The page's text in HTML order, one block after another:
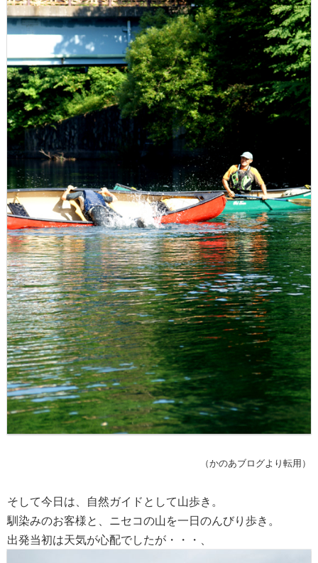
（かのあブログより転用）
そして今日は、自然ガイドとして山歩き。
馴染みのお客様と、ニセコの山を一日のんびり歩き。
出発当初は天気が心配でしたが・・・、